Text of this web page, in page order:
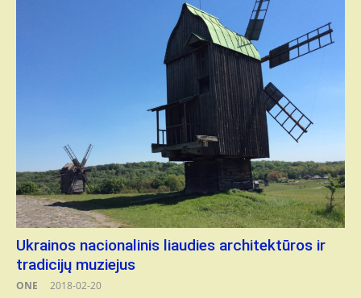
Ukrainos nacionalinis liaudies architektūros ir
tradicijų muziejus
ONE 2018-02-20